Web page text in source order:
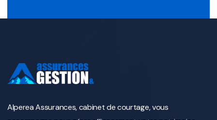
Alperea Assurances, cabinet de courtage, vous